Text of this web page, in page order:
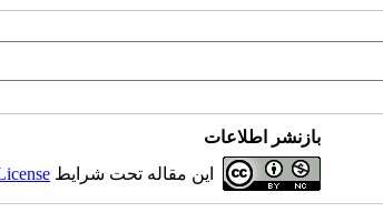
بازنشر اطلاعات
این مقاله تحت شرایط